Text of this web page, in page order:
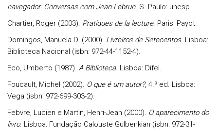
navegador. Conversas com Jean Lebrun. S. Paulo: unesp.
Chartier, Roger (2003). Pratiques de la lecture. Paris: Payot.
Domingos, Manuela D. (2000). Livreiros de Setecentos. Lisboa:
Biblioteca Nacional (isbn: 972-44-1152-4).
Eco, Umberto (1987). A Biblioteca. Lisboa: Difel.
Foucault, Michel (2002). O que é um autor?, 4.ª ed. Lisboa:
Vega (isbn: 972-699-303-2).
Febvre, Lucien e Martin, Henri-Jean (2000). O aparecimento do
livro. Lisboa: Fundação Calouste Gulbenkian (isbn: 972-31-